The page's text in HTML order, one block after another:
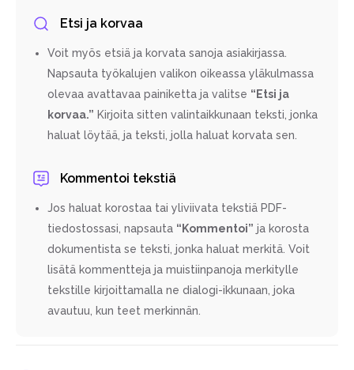
Etsi ja korvaa
Voit myös etsiä ja korvata sanoja asiakirjassa.
Napsauta työkalujen valikon oikeassa yläkulmassa
olevaa avattavaa painiketta ja valitse “Etsi ja
korvaa.” Kirjoita sitten valintaikkunaan teksti, jonka
haluat löytää, ja teksti, jolla haluat korvata sen.
Kommentoi tekstiä
Jos haluat korostaa tai yliviivata tekstiä PDF-
tiedostossasi, napsauta “Kommentoi” ja korosta
dokumentista se teksti, jonka haluat merkitä. Voit
lisätä kommentteja ja muistiinpanoja merkitylle
tekstille kirjoittamalla ne dialogi-ikkunaan, joka
avautuu, kun teet merkinnän.